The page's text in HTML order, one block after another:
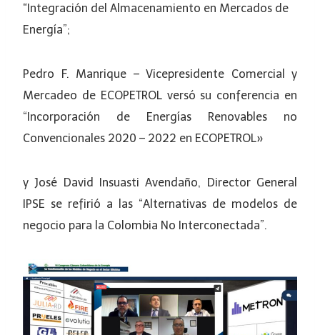
“Integración del Almacenamiento en Mercados de
Energía”;
Pedro F. Manrique – Vicepresidente Comercial y
Mercadeo de ECOPETROL versó su conferencia en
“Incorporación de Energías Renovables no
Convencionales 2020 – 2022 en ECOPETROL»
y José David Insuasti Avendaño, Director General
IPSE se refirió a las “Alternativas de modelos de
negocio para la Colombia No Interconectada”.